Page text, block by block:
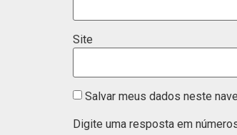
Site
Salvar meus dados neste
Digite uma resposta em